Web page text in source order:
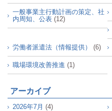
一般事業主行動計画の策定、社
内周知、公表 (12)
労働者派遣法（情報提供） (6)
職場環境改善推進 (1)
アーカイブ
2026年7月 (4)